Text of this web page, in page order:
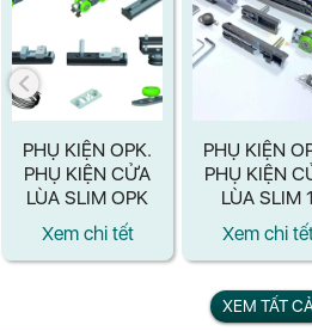
PHỤ KIỆN OPK.
PHỤ KIỆN CỬA
LÙA SLIM OPK
LÙA 2 CÁNH ĐỐI
XỨNG
Xem chi tết
PHỤ KIỆN
PHỤ KIỆN
LÙA SLIM 1
CÁNH ÂM
TƯỜNG
NHẤN
Xem chi
XEM TẤT